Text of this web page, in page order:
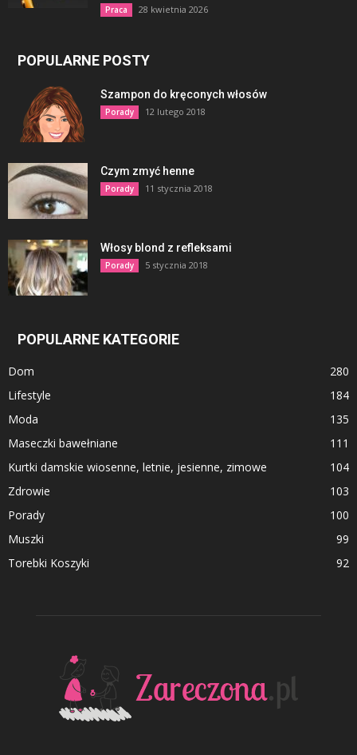
Praca 28 kwietnia 2026
POPULARNE POSTY
Szampon do kręconych włosów
Porady 12 lutego 2018
Czym zmyć henne
Porady 11 stycznia 2018
Włosy blond z refleksami
Porady 5 stycznia 2018
POPULARNE KATEGORIE
Dom
280
Lifestyle
184
Moda
135
Maseczki bawełniane
111
Kurtki damskie wiosenne, letnie, jesienne, zimowe
104
Zdrowie
103
Porady
100
Muszki
99
Torebki Koszyki
92